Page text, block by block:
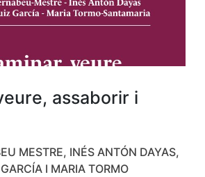
assaborir i
MESTRE, INÉS ANTÓN DAYAS,
I MARIA TORMO